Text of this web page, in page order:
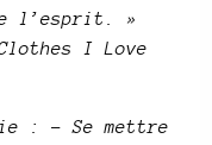
l’esprit. »
I Love
: – Se mettre